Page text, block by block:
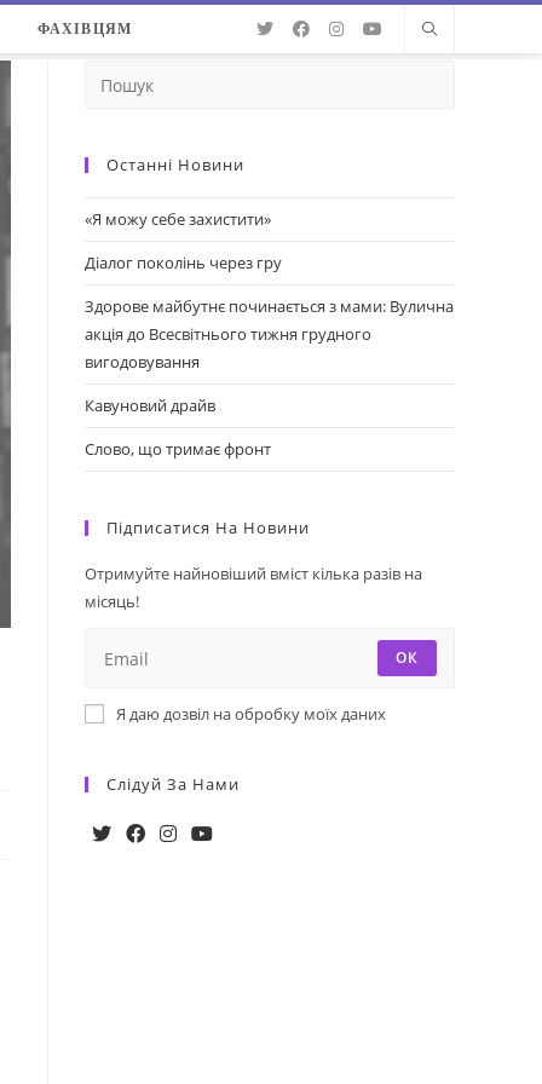
ФАХІВЦЯМ
Останні Новини
«Я можу себе захистити»
Діалог поколінь через гру
Здорове майбутнє починається з мами: Вулична
акція до Всесвітнього тижня грудного
вигодовування
Кавуновий драйв
Слово, що тримає фронт
Підписатися На Новини
Отримуйте найновіший вміст кілька разів на
місяць!
ОК
Я даю дозвіл на обробку моїх даних
Слідуй За Нами